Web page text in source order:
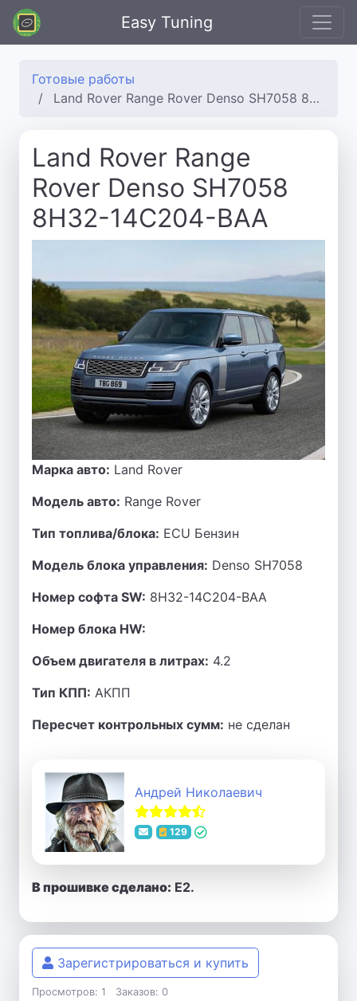
Easy Tuning
Готовые работы
Land Rover Range Rover Denso SH7058 8H32-14C204-BAA
Land Rover Range
Rover Denso SH7058
8H32-14C204-BAA
Марка авто: Land Rover
Модель авто: Range Rover
Тип топлива/блока: ECU Бензин
Модель блока управления: Denso SH7058
Номер софта SW: 8H32-14C204-BAA
Номер блока HW:
Объем двигателя в литрах: 4.2
Тип КПП: АКПП
Пересчет контрольных сумм: не сделан
Андрей Николаевич
129
В прошивке сделано: E2.
Зарегистрироваться и купить
Просмотров: 1 Заказов: 0